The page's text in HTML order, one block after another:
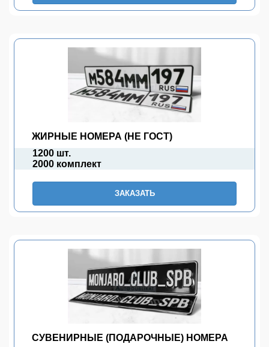
ЖИРНЫЕ НОМЕРА (НЕ ГОСТ)
1200 шт.
2000 комплект
ЗАКАЗАТЬ
СУВЕНИРНЫЕ (ПОДАРОЧНЫЕ) НОМЕРА